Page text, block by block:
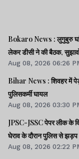
Bokaro News : लुगुबुरु
लेकर डीसी ने की बैठक,
Aug 08, 2026 06:26
Bihar News : शिवहर में
पुलिसकर्मी घायल
Aug 08, 2026 03:30
JPSC-JSSC पेपर लीक के
घेराव के दौरान पुलिस से झड़प
Aug 08, 2026 02:22